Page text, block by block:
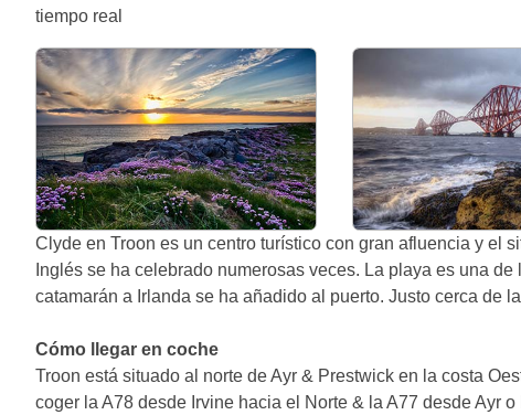
tiempo real
Clyde en Troon es un centro turístico con gran afluencia y el
Inglés se ha celebrado numerosas veces. La playa es una
catamarán a Irlanda se ha añadido al puerto. Justo cerca de
Cómo llegar en coche
Troon está situado al norte de Ayr & Prestwick en la costa
coger la A78 desde Irvine hacia el Norte & la A77 desde Ayr